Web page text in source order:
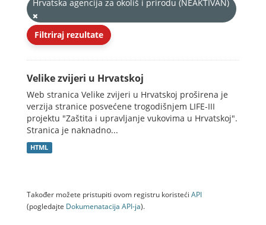
Hrvatska agencija za okoliš i prirodu (NEAKTIVAN)
Filtriraj rezultate
Velike zvijeri u Hrvatskoj
Web stranica Velike zvijeri u Hrvatskoj proširena je
verzija stranice posvećene trogodišnjem LIFE-III
projektu "Zaštita i upravljanje vukovima u Hrvatskoj".
Stranica je naknadno...
HTML
Također možete pristupiti ovom registru koristeći API
(pogledajte Dokumenаtаcijа API-jа).